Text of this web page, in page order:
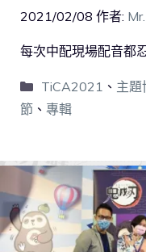
2021/02/08 作者:
每次中配現場配音都
TiCA2021 、 主題
節 、 專輯